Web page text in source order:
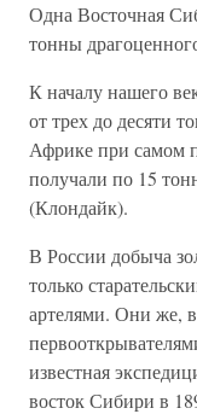
Одна Восточная
тонны
К началу нашего
от трех до десяти
Африке при самом
получали по 15
(Клондайк).
В России добыча
только
артелями. Они же,
известная
восток Сибири в